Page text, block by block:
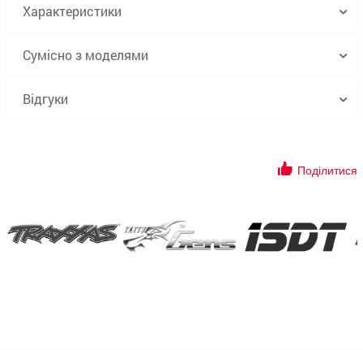
Характеристики
Сумісно з моделями
Відгуки
Поділитися